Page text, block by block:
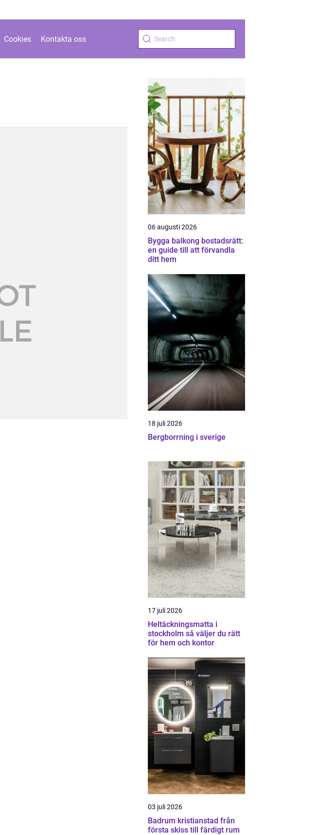
Cookies Kontakta oss
06 augusti 2026
Bygga balkong bostadsrätt:
en guide till att förvandla
ditt hem
18 juli 2026
Bergborrning i sverige
17 juli 2026
Heltäckningsmatta i
stockholm så väljer du rätt
för hem och kontor
03 juli 2026
Badrum kristianstad från
första skiss till färdigt rum